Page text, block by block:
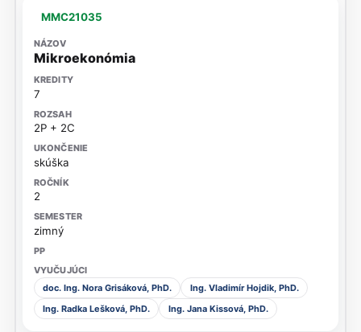
MMC21035
Mikroekonómia
7
2P + 2C
skúška
2
zimný
doc. Ing. Nora Grisáková, PhD.
Ing. Vladimír Hojdik, PhD.
Ing. Radka Lešková, PhD.
Ing. Jana Kissová, PhD.